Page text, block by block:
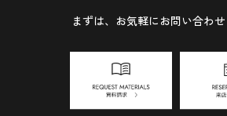
まずは、お気軽にお問い合わせ